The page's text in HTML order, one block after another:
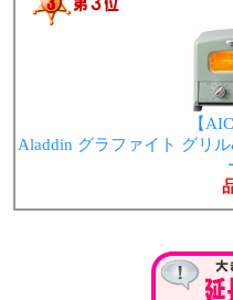
【
Aladdin グラファイト グリ